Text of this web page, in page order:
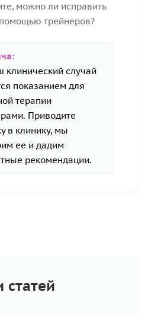
можно ли исправить
трейнеров?
клинический случай
показанием для
терапии
Приводите
в клинику, мы
ее и дадим
рекомендации.